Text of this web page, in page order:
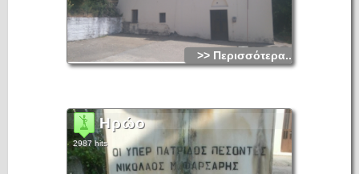
>> Περισσότερα...
Ηρώο
2987 hits